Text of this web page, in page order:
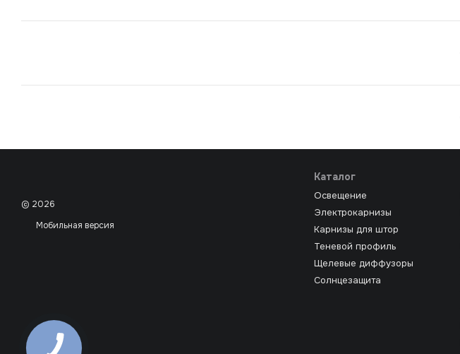
© 2026
Мобильная версия
Каталог
Освещение
Электрокарнизы
Карнизы для штор
Теневой профиль
Щелевые диффузоры
Солнцезащита